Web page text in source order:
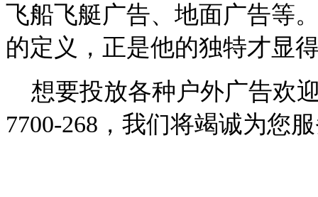
飞船飞艇广告、地面广告等
的定义，正是他的独特才显
想要投放各种户外广告欢
7700-268，我们将竭诚为您